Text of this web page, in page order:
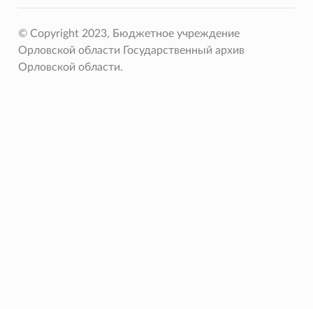
© Copyright 2023, Бюджетное учреждение
Орловской области Государственный архив
Орловской области.